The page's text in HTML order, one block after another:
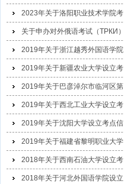
2023年关于洛阳职业技术学院考
关于申办对外俄语考试（ТРКИ）
2019年关于浙江越秀外国语学院
2019年关于新疆农业大学设立考
2019年关于巴彦淖尔市临河区第
2019年关于西北工业大学设立考
2019年关于沈阳大学设立考点信
2019年关于福建省黎明职业大学
2018年关于西南石油大学设立考
2018年关于河北外国语学院设立